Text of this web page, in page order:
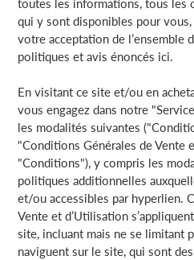
toutes les informations, tous les
qui y sont disponibles pour vous,
votre acceptation de l’ensemble
politiques et avis énoncés ici.
En visitant ce site et/ou en
vous engagez dans notre
les modalités suivantes
"Conditions Générales de Vente
"Conditions"), y compris les
politiques additionnelles
et/ou accessibles par hyperlien.
Vente et d’Utilisation
site, incluant mais ne se limitant
naviguent sur le site, qui sont